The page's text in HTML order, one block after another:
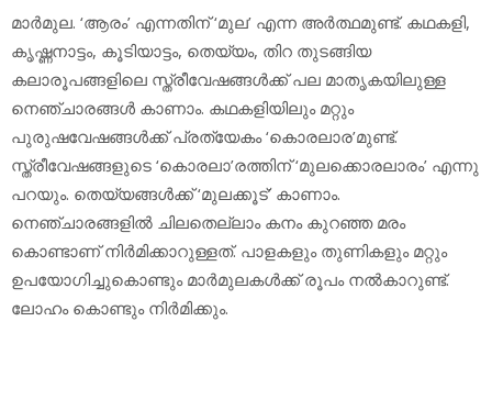
മാര്‍മുല. ‘ആരം’ എന്നതിന് ‘മുല’ എന്ന അര്‍ത്ഥമുണ്ട്. കഥകളി,
കൃഷ്ണനാട്ടം, കൂടിയാട്ടം, തെയ്യം, തിറ തുടങ്ങിയ
കലാരൂപങ്ങളിലെ സ്ത്രീവേഷങ്ങള്‍ക്ക് പല മാതൃകയിലുള്ള
നെഞ്ചാരങ്ങള്‍ കാണാം. കഥകളിയിലും മറ്റും
പുരുഷവേഷങ്ങള്‍ക്ക് പ്രത്യേകം ‘കൊരലാര’മുണ്ട്.
സ്ത്രീവേഷങ്ങളുടെ ‘കൊരലാ’രത്തിന് ‘മുലക്കൊരലാരം’ എന്നു
പറയും. തെയ്യങ്ങള്‍ക്ക് ‘മുലക്കൂട്’ കാണാം.
നെഞ്ചാരങ്ങളില്‍ ചിലതെല്ലാം കനം കുറഞ്ഞ മരം
കൊണ്ടാണ് നിര്‍മിക്കാറുള്ളത്. പാളകളും തുണികളും മറ്റും
ഉപയോഗിച്ചുകൊണ്ടും മാര്‍മുലകള്‍ക്ക് രൂപം നല്‍കാറുണ്ട്.
ലോഹം കൊണ്ടും നിര്‍മിക്കും.